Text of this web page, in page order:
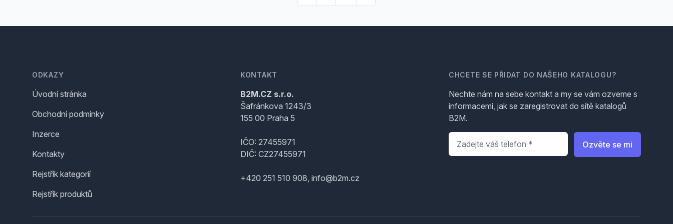
ODKAZY
Úvodní stránka
Obchodní podmínky
Inzerce
Kontakty
Rejstřík kategorií
Rejstřík produktů
KONTAKT
B2M.CZ s.r.o.
Šafránkova 1243/3
155 00 Praha 5
IČO: 27455971
DIČ: CZ27455971
+420 251 510 908, info@b2m.cz
CHCETE SE PŘIDAT DO NAŠEHO KATALOGU?
Nechte nám na sebe kontakt a my se vám ozveme s
informacemi, jak se zaregistrovat do sítě katalogů
B2M.
Telefon
Ozvěte se mi